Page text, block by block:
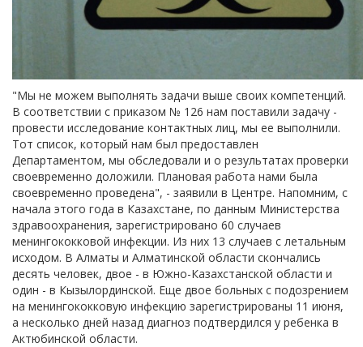
"Мы не можем выполнять задачи выше своих компетенций.
В соответствии с приказом № 126 нам поставили задачу -
провести исследование контактных лиц, мы ее выполнили.
Тот список, который нам был предоставлен
Департаментом, мы обследовали и о результатах проверки
своевременно доложили. Плановая работа нами была
своевременно проведена", - заявили в Центре. Напомним, с
начала этого года в Казахстане, по данным Министерства
здравоохранения, зарегистрировано 60 случаев
менингококковой инфекции. Из них 13 случаев с летальным
исходом. В Алматы и Алматинской области скончались
десять человек, двое - в Южно-Казахстанской области и
один - в Кызылординской. Еще двое больных с подозрением
на менингококковую инфекцию зарегистрированы 11 июня,
а несколько дней назад диагноз подтвердился у ребенка в
Актюбинской области.